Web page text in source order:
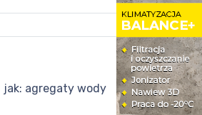
jak: agregaty wody